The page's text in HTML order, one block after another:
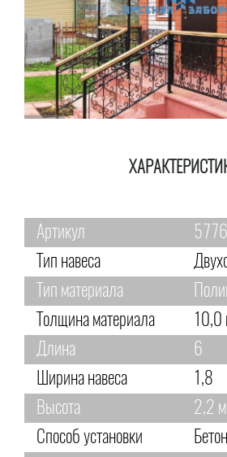
Артикул
5776
Тип навеса
Тип материала
Толщина материала
Длина
6
Ширина навеса
1,8
Высота
2,2 м
Способ установки